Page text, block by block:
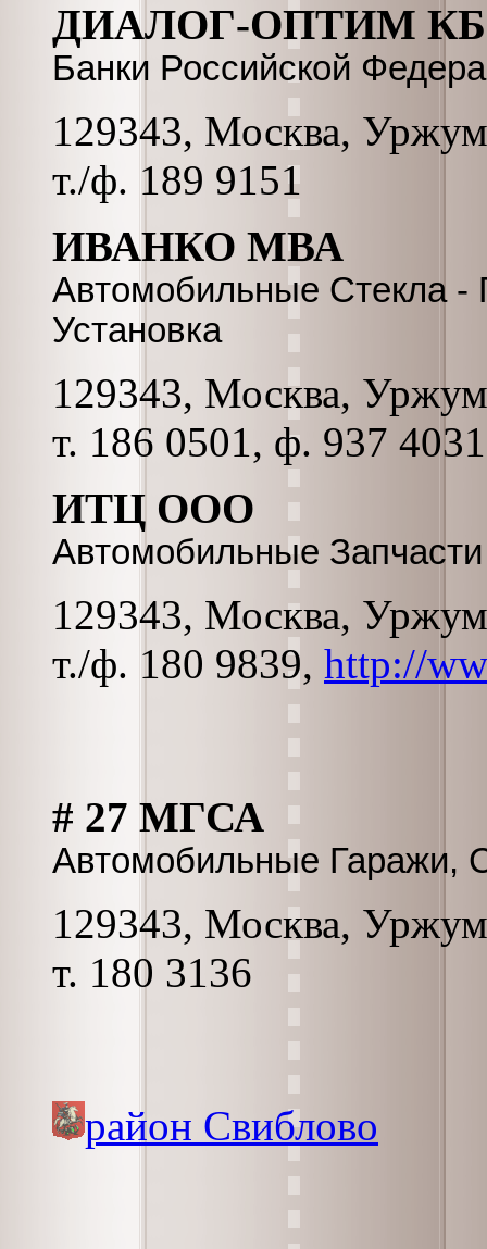
ДИАЛОГ-ОПТИМ
Банки Российской
129343, Москва,
т./ф. 189 9151
ИВАНКО МВА
Автомобильные Стекла -
Установка
129343, Москва,
т. 186 0501, ф. 937
ИТЦ ООО
Автомобильные
129343, Москва,
т./ф. 180 9839, http://
# 27 МГСА
Автомобильные Гаражи,
129343, Москва,
т. 180 3136
район Свиблово